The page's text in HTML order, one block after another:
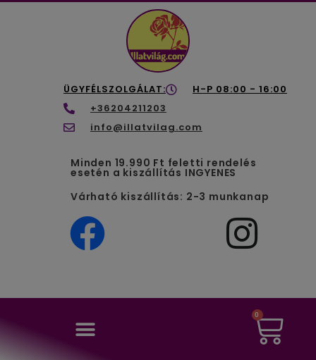
ÜGYFÉLSZOLGÁLAT:
H-P 08:00 - 16:00
+36204211203
info@illatvilag.com
Minden 19.990 Ft feletti rendelés
esetén a kiszállítás INGYENES
Várható kiszállítás: 2-3 munkanap
0